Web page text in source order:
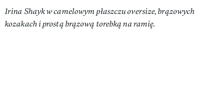
Irina Shayk w camelowym płaszczu oversize, brązowych
kozakach i prostą brązową torebką na ramię.